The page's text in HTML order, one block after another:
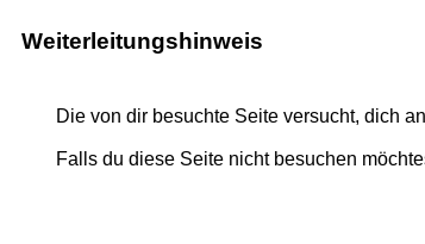
Weiterleitungshinweis
Die von dir besuchte Seite versucht, dich an
Falls du diese Seite nicht besuchen